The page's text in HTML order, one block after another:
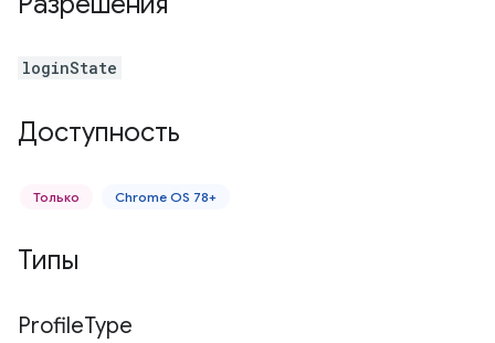
loginState
Доступность
Только Chrome OS 78+
Типы
ProfileType